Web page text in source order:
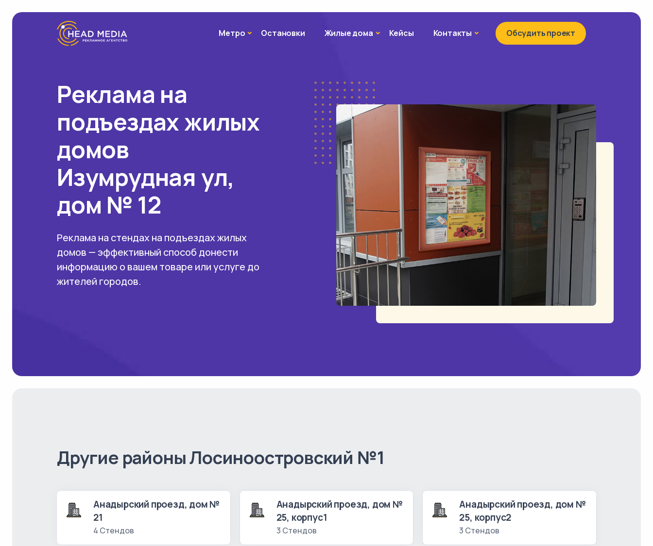
МетроМетроОстановки Жилые домаЖилые дома
Кейсы Контакты КонтактыОбсудить проект
Реклама на
подъездах жилых
домов
Изумрудная ул,
дом № 12
Реклама на стендах на подъездах жилых
домов — эффективный способ донести
информацию о вашем товаре или услуге до
жителей городов.
Другие районы Лосиноостровский №1
Анадырский проезд, дом №
21
4 Стендов
Анадырский проезд, дом №
25, корпус1
3 Стендов
Анадырский проезд, дом №
25, корпус2
3 Стендов